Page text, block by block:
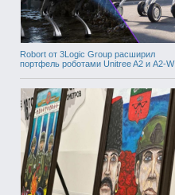
Robort от 3Logic Group расширил
портфель роботами Unitree A2 и A2-W